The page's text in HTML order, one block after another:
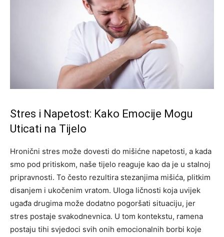
Stres i Napetost: Kako Emocije Mogu
Uticati na Tijelo
Hronični stres može dovesti do mišićne napetosti, a kada
smo pod pritiskom, naše tijelo reaguje kao da je u stalnoj
pripravnosti. To često rezultira stezanjima mišića, plitkim
disanjem i ukočenim vratom. Uloga ličnosti koja uvijek
ugađa drugima može dodatno pogoršati situaciju, jer
stres postaje svakodnevnica. U tom kontekstu, ramena
postaju tihi svjedoci svih onih emocionalnih borbi koje